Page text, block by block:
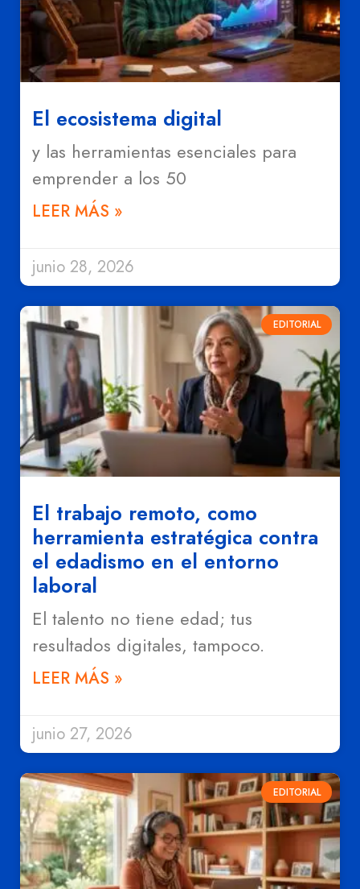
El ecosistema digital
y las herramientas esenciales para
emprender a los 50
LEER MÁS »
junio 28, 2026
EDITORIAL
El trabajo remoto, como
herramienta estratégica contra
el edadismo en el entorno
laboral
El talento no tiene edad; tus
resultados digitales, tampoco.
LEER MÁS »
junio 27, 2026
EDITORIAL